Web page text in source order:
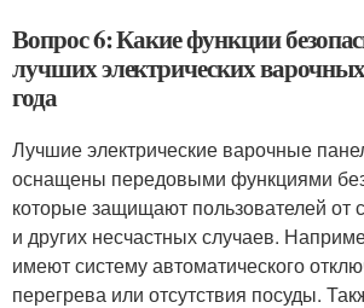
Вопрос 6: Какие функции
лучших электрических
года
Лучшие электрические варочные
оснащены передовыми функциями
которые защищают пользователей от
и других несчастных случаев.
имеют систему автоматического
перегрева или отсутствия посуды.